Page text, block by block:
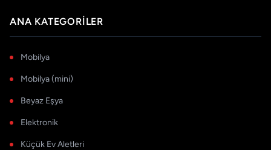
ANA KATEGORILER
Mobilya
Mobilya (mini)
Beyaz Eşya
Elektronik
Küçük Ev Aletleri